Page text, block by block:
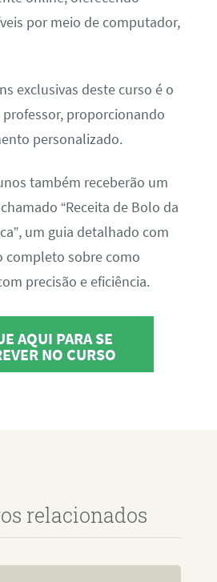
por meio de computador,
exclusivas deste curso é o
proporcionando
personalizado.
também receberão um
“Receita de Bolo da
um guia detalhado com
completo sobre como
precisão e eficiência.
AQUI PARA SE
NO CURSO
relacionados